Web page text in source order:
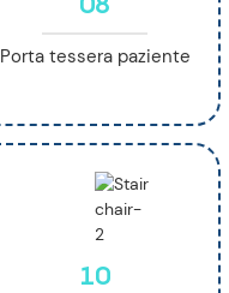
Porta tessera paziente
10